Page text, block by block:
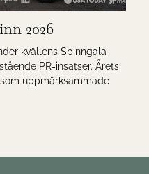
2026
kvällens Spinngala
PR-insatser. Årets
uppmärksammade
höga kr...